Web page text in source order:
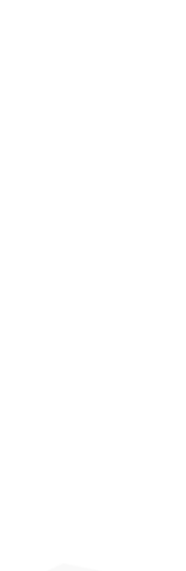
WhatsApp bericht,
opent in nieuw
LinkedIn, opent in